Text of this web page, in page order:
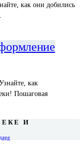
как они добились
как
Пошаговая
И